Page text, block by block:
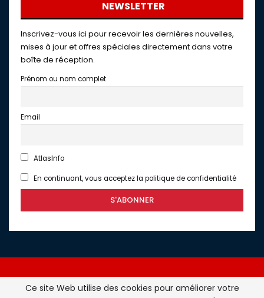
NEWSLETTER
Inscrivez-vous ici pour recevoir les dernières nouvelles,
mises à jour et offres spéciales directement dans votre
boîte de réception.
Prénom ou nom complet
Email
AtlasInfo
En continuant, vous acceptez la politique de confidentialité
Ce site Web utilise des cookies pour améliorer votre